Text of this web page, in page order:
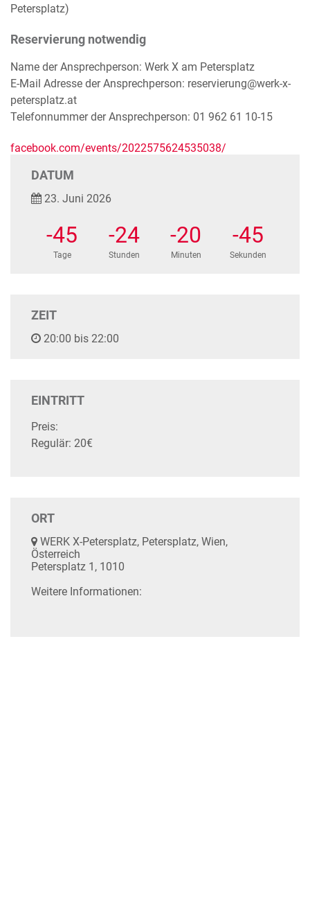
Petersplatz)
Reservierung notwendig
Name der Ansprechperson: Werk X am Petersplatz
E-Mail Adresse der Ansprechperson: reservierung@werk-x-
petersplatz.at
Telefonnummer der Ansprechperson: 01 962 61 10-15
facebook.com/events/2022575624535038/
DATUM
23. Juni 2026
-45
Tage
-24
Stunden
-20
Minuten
-46
Sekunden
ZEIT
20:00 bis 22:00
EINTRITT
Preis:
Regulär: 20€
ORT
WERK X-Petersplatz, Petersplatz, Wien,
Österreich
Petersplatz 1, 1010
Weitere Informationen: